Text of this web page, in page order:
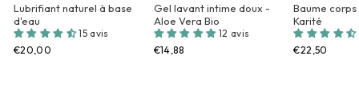
Lubrifiant naturel à base
d'eau
15 avis
€20,00
Gel lavant intime doux -
Aloe Vera Bio
12 avis
€14,88
Baume
Karité
€22,50